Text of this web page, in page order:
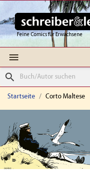
Feine Comics für Erwachsene

search
Startseite Corto Maltese